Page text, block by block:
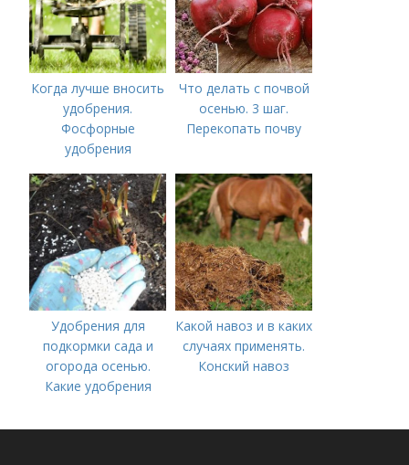
Когда лучше вносить
удобрения.
Фосфорные
удобрения
Что делать с почвой
осенью. 3 шаг.
Перекопать почву
Удобрения для
подкормки сада и
огорода осенью.
Какие удобрения
правильно это
Какой навоз и в каких
случаях применять.
Конский навоз